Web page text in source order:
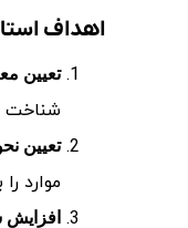
اهداف
تعیین
شناخت
تعیین
موارد